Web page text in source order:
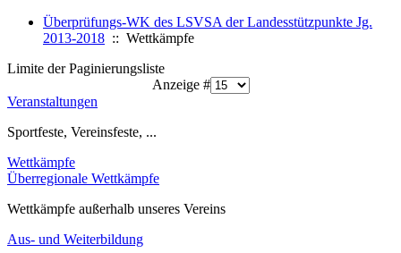
Überprüfungs-WK des LSVSA der Landesstützpunkte Jg.
2013-2018 :: Wettkämpfe
Limite der Paginierungsliste
Anzeige #
Veranstaltungen
Sportfeste, Vereinsfeste, ...
Wettkämpfe
Überregionale Wettkämpfe
Wettkämpfe außerhalb unseres Vereins
Aus- und Weiterbildung